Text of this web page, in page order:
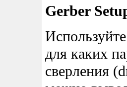
Gerber
для каких
сверления